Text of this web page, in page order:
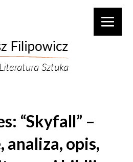
“Skyfall” –
analiza, opis,